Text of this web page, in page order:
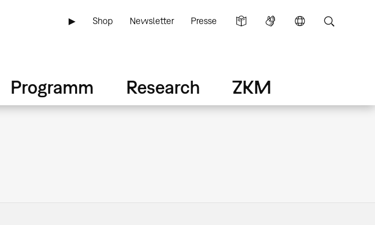
▶ Shop Newsletter Presse
Programm Research ZKM